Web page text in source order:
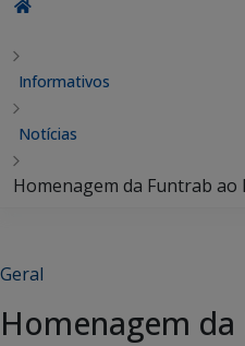
Informativos
Notícias
Homenagem da Funtrab ao
Geral
Homenagem